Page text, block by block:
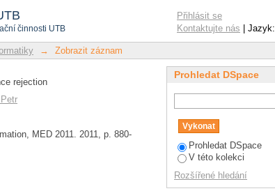
činnosti UTB
with disturbance rejection
Přihlásit se
Kontaktujte nás | Jazyk:
→ Zobrazit záznam
rejection
MED 2011. 2011, p. 880-
Prohledat DSpace
Prohledat DSpace
V této kolekci
Rozšířené hledání